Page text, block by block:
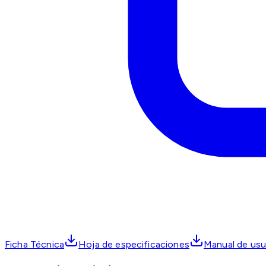
Ficha Técnica Hoja de especificaciones Manual de